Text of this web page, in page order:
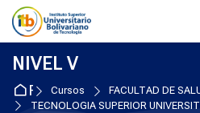
Skip to navigation
Skip to login form
Salta al contenido principal
Skip to accessibility options
Skip to footer
Skip accessibility options
NIVEL V
Página Principal
Cursos
FACULTAD DE
TECNOLOGÍA SUPERIOR